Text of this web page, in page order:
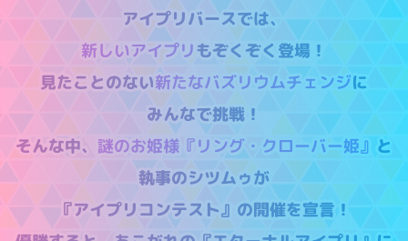
アイプリバースでは、
新しいアイプリもぞくぞく登場！
見たことのない新たなバズリウムチェンジに
みんなで挑戦！
そんな中、 謎のお姫様『リング・クローバー姫』 と
執事のシツムゥが
『アイプリコンテスト』の開催を宣言！